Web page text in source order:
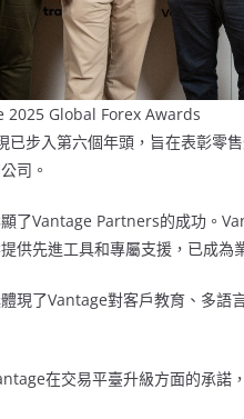
Global Forex Awards
步入第六個年頭，旨在表彰零
司。
顯了Vantage Partners的成功。
供先進工具和專屬支援，已成為
現了Vantage對客戶教育、多
在交易平臺升級方面的承